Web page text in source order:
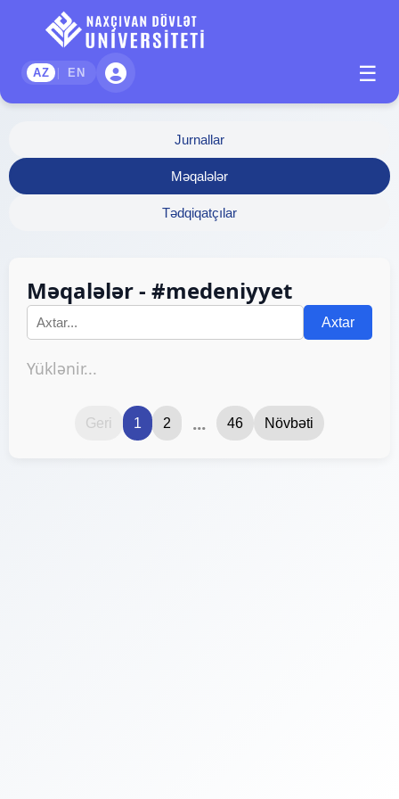
AZ | EN ☰
Jurnallar
Məqalələr
Tədqiqatçılar
Məqalələr - #medeniyyet
Axtar
Yüklənir...
Geri 1 2 ... 46 Növbəti